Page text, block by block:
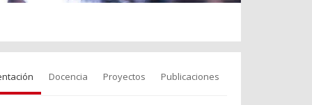
Docencia Proyectos Publicaciones